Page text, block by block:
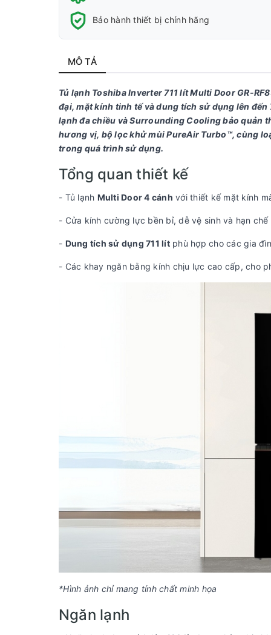
Bảo hành thiết bị chính hãng
MÔ TẢ
Tủ lạnh Toshiba Inverter 711 lít Multi Door GR-
đại, mặt kính tinh tế và dung tích sử dụng lên
lạnh đa chiều và Surrounding Cooling bảo quản
hương vị, bộ lọc khử mùi PureAir Turbo™, cùng
trong quá trình sử dụng.
Tổng quan thiết kế
- Tủ lạnh Multi Door 4 cánh với thiết kế mặt kính
- Cửa kính cường lực bền bỉ, dễ vệ sinh và hạn
- Dung tích sử dụng 711 lítphù hợp cho các gia
- Các khay ngăn bằng kính chịu lực cao cấp, cho
*Hình ảnh chỉ mang tính chất minh họa
Ngăn lạnh